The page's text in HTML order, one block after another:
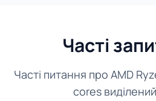
Часті
Часті питання про AMD
cores